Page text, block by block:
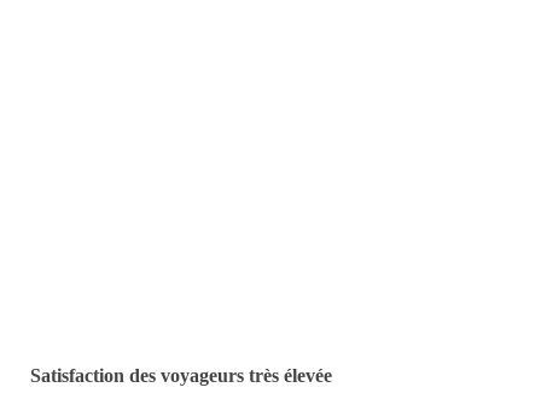
Satisfaction des voyageurs très élevée